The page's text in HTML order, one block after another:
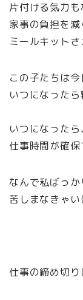
片付ける気力も
家事の負担を
ミールキット
この子たちは今
いつになったら
いつになったら
仕事時間が確保
なんで私ばっか
苦しまなきゃい
仕事の締め切り